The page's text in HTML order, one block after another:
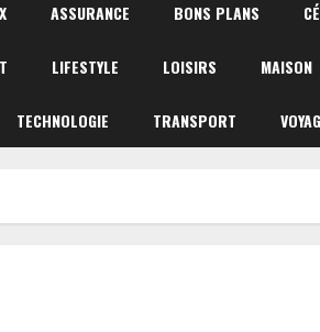
ASSURANCE BONS PLANS
LIFESTYLE LOISIRS MAISON
TECHNOLOGIE TRANSPORT